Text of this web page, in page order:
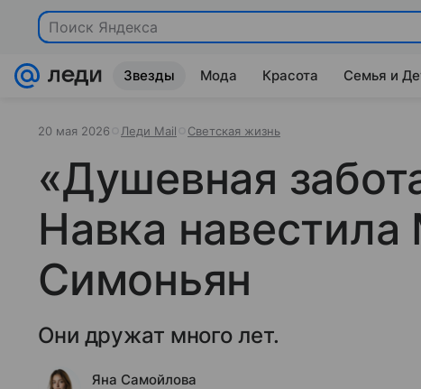
Поиск Яндекса
Звезды Мода Красота Семья и
20 мая 2026 Леди Mail Светская жизнь
«Душевная
Навка навестила
Симоньян
Они дружат много лет.
Яна Самойлова